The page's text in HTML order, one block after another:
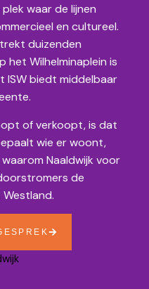
waar de lijnen
en cultureel.
duizenden
het Wilhelminaplein is
ISW biedt middelbaar
of verkoopt, is dat
wie er woont,
Naaldwijk voor
de